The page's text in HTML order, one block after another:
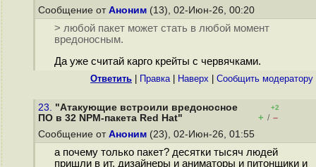
Сообщение от Аноним (13), 02-Июн-26, 00:20
> любой пакет может стать в любой момент
вредоносным.
Да уже считай карго крейты с червячками.
Ответить Правка| Наверх Cообщить модератору
23. "Атакующие встроили вредоносное
ПО в 32 NPM-пакета Red Hat"
+2
+ / –
Сообщение от Аноним (23), 02-Июн-26, 01:55
а почему только пакет? десятки тысяч людей
пришли в ит, дизайнеры и аниматоры и питонщики и